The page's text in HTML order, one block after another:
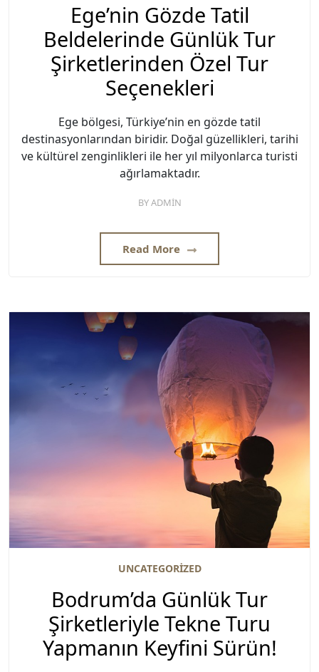
Ege’nin Gözde Tatil
Beldelerinde Günlük Tur
Şirketlerinden Özel Tur
Seçenekleri
Ege bölgesi, Türkiye’nin en gözde tatil
destinasyonlarından biridir. Doğal güzellikleri, tarihi
ve kültürel zenginlikleri ile her yıl milyonlarca turisti
ağırlamaktadır.
BYADMIN
Read More
UNCATEGORIZED
Bodrum’da Günlük Tur
Şirketleriyle Tekne Turu
Yapmanın Keyfini Sürün!